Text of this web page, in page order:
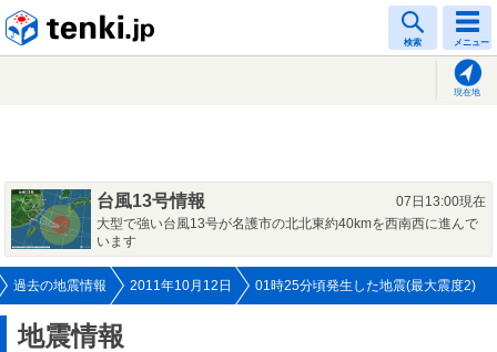
検索 メニュー
現在地
台風13号情報
07日13:00現在
大型で強い台風13号が名護市の北北東約40kmを西南西に進んで
います
過去の地震情報 2011年10月12日 01時25分頃発生した地震(最大震度2)
地震情報